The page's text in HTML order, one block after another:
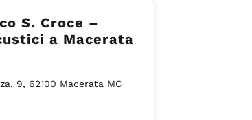
S. Croce –
a Macerata
9, 62100 Macerata MC